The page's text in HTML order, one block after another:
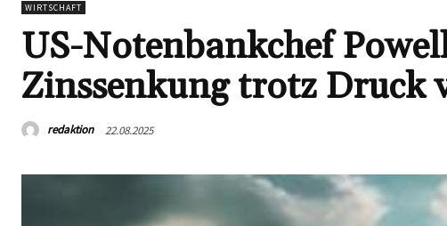
WIRTSCHAFT
US-Notenbankchef
Zinssenkung trotz Druck
redaktion 22.08.2025